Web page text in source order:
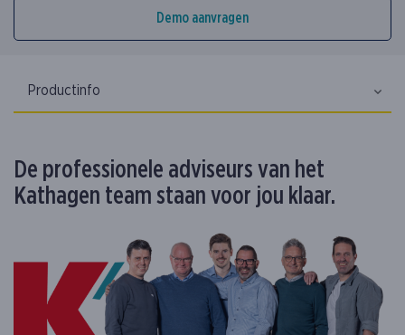
Demo aanvragen
Productinfo
De professionele adviseurs van het
Kathagen team staan voor jou klaar.